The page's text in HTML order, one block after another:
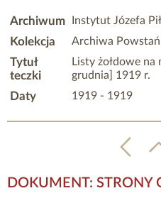
Archiwum Instytut Józefa
Kolekcja Archiwa Powstań
Tytuł
teczki
Listy żołdowe
grudnia] 1919 r.
Daty 1919 - 1919
DOKUMENT: STRONY